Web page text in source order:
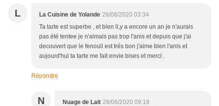
L La Cuisine de Yolande 28/08/2020 03:34
Ta tarte est superbe , et bien il,y a encore un an je n'aurais
pas été tentee je n'aimais pas trop l'anis et depuis que j'ai
decouvert que le fenouil est trés bon j'aime bien l'anis et
aujourd'hui ta tarte me fait envie.bises et merci .
Répondre
N Nuage de Lait 28/08/2020 09:18